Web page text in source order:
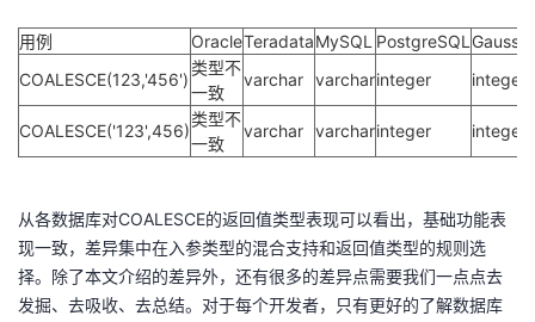
用例 OracleTeradataMySQL PostgreSQL
COALESCE(123,'456')
类型不
一致
varchar varcharinteger integer
COALESCE('123',456)
类型不
一致
varchar varcharinteger integer
从各数据库对COALESCE的返回值类型表现可以看出，基础功能表
现一致，差异集中在入参类型的混合支持和返回值类型的规则选
择。除了本文介绍的差异外，还有很多的差异点需要我们一点点去
发掘、去吸收、去总结。对于每个开发者，只有更好的了解数据库